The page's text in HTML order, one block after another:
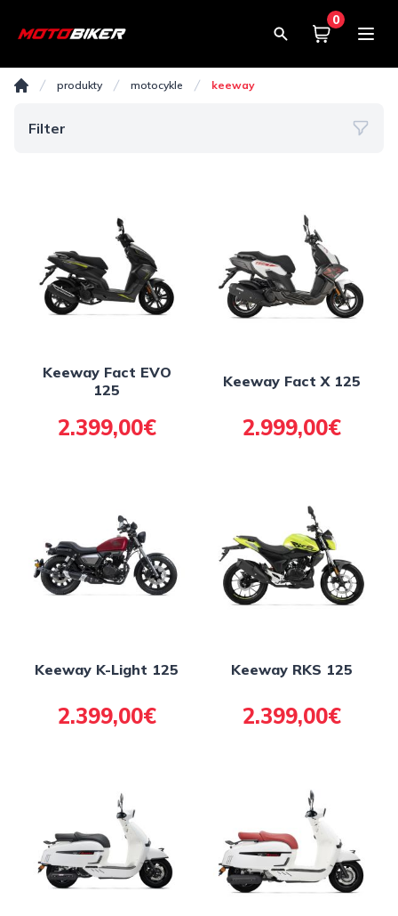
0
Košík 0,00€
KEEWAYprodukty motocykle keeway
Filter
Keeway Fact EVO
125
2.399,00€
Keeway Fact X 125
2.999,00€
Keeway K-Light 125
2.399,00€
Keeway RKS 125
2.399,00€